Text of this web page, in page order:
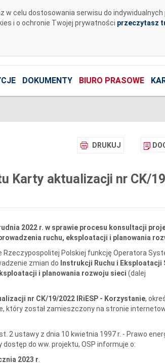
celu dostosowania serwisu do indywidualnych
i o ochronie Twojej prywatności przeczytasz
DOKUMENTY BIURO PRASOWE
DRUKUJ
Karty aktualizacji nr CK/
2022 r. w sprawie procesu konsultacji
ruchu, eksploatacji i planowania
Rzeczypospolitej Polskiej funkcję Operatora
zmian do Instrukcji Ruchu i Eksploatacji
i planowania rozwoju sieci (dalej
nr CK/19/2022 IRiESP - Korzystanie,
który został zamieszczony na stronie
2 ustawy z dnia 10 kwietnia 1997 r. - Prawo
dostęp do ww. projektu, OSP informuje o:
2023 r